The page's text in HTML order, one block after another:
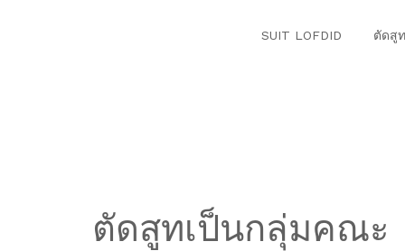
SUIT LOFDID ตัดสู
ตัดสูทเป็นกลุ่มคณะ